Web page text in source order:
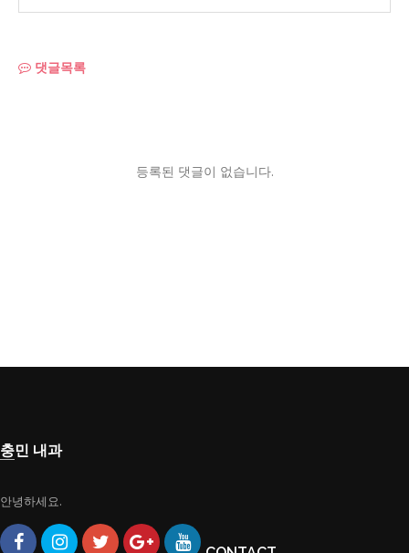
댓글목록
등록된 댓글이 없습니다.
충민 내과
안녕하세요.